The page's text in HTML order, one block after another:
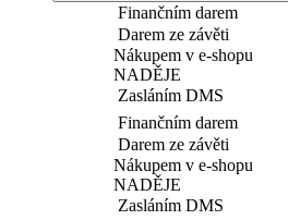
Finančním darem
Darem ze závěti
Nákupem v e-shopu
NADĚJE
Zasláním DMS
Finančním darem
Darem ze závěti
Nákupem v e-shopu
NADĚJE
Zasláním DMS